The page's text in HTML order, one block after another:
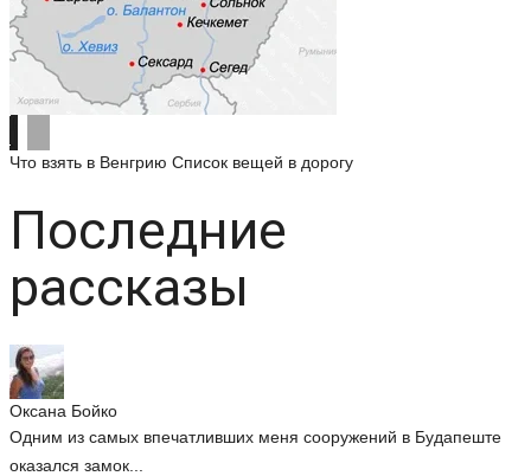
Что взять в Венгрию Список вещей в дорогу
Последние
рассказы
Оксана Бойко
Одним из самых впечатливших меня сооружений в Будапеште
оказался замок...